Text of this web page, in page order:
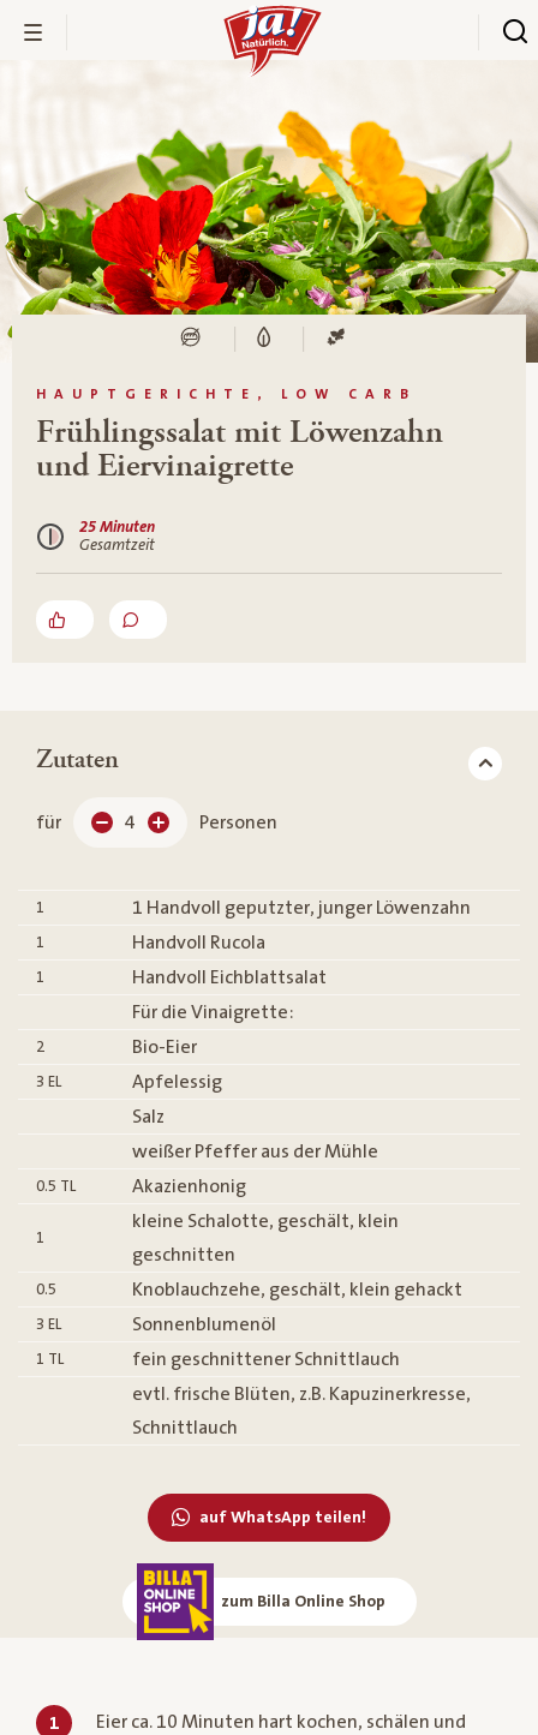
HAUPTGERICHTE, LOW CARB
Frühlingssalat mit Löwenzahn
und Eiervinaigrette
25 Minuten
Gesamtzeit
Zutaten
für 4 Personen
1 1 Handvoll geputzter, junger Löwenzahn
1 Handvoll Rucola
1
Handvoll Eichblattsalat
Für die Vinaigrette:
2 Bio-Eier
3 EL
Apfelessig
Salz
weißer Pfeffer aus der Mühle
0.5 TL Akazienhonig
1
kleine Schalotte, geschält, klein
geschnitten
0.5 Knoblauchzehe, geschält, klein gehackt
3 EL Sonnenblumenöl
1 TL
fein geschnittener Schnittlauch
evtl. frische Blüten, z.B. Kapuzinerkresse,
Schnittlauch
auf WhatsApp teilen!
zum Billa Online Shop
1
Eier ca. 10 Minuten hart kochen, schälen und